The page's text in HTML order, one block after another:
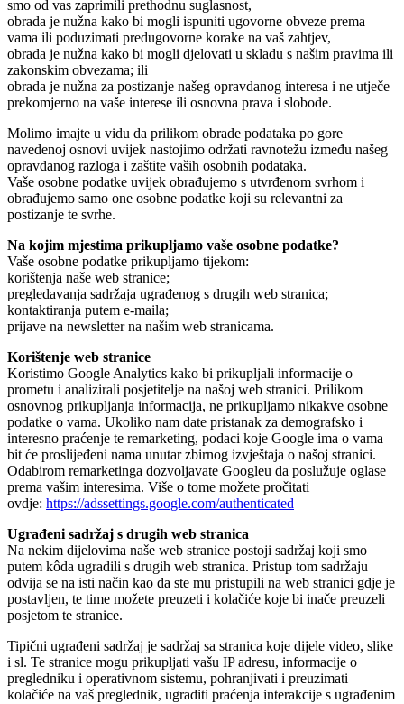
smo od vas zaprimili prethodnu suglasnost,
obrada je nužna kako bi mogli ispuniti ugovorne obveze prema
vama ili poduzimati predugovorne korake na vaš zahtjev,
obrada je nužna kako bi mogli djelovati u skladu s našim pravima ili
zakonskim obvezama; ili
obrada je nužna za postizanje našeg opravdanog interesa i ne utječe
prekomjerno na vaše interese ili osnovna prava i slobode.
Molimo imajte u vidu da prilikom obrade podataka po gore
navedenoj osnovi uvijek nastojimo održati ravnotežu između našeg
opravdanog razloga i zaštite vaših osobnih podataka.
Vaše osobne podatke uvijek obrađujemo s utvrđenom svrhom i
obrađujemo samo one osobne podatke koji su relevantni za
postizanje te svrhe.
Na kojim mjestima prikupljamo vaše osobne podatke?
Vaše osobne podatke prikupljamo tijekom:
korištenja naše web stranice;
pregledavanja sadržaja ugrađenog s drugih web stranica;
kontaktiranja putem e-maila;
prijave na newsletter na našim web stranicama.
Korištenje web stranice
Koristimo Google Analytics kako bi prikupljali informacije o
prometu i analizirali posjetitelje na našoj web stranici. Prilikom
osnovnog prikupljanja informacija, ne prikupljamo nikakve osobne
podatke o vama. Ukoliko nam date pristanak za demografsko i
interesno praćenje te remarketing, podaci koje Google ima o vama
bit će proslijeđeni nama unutar zbirnog izvještaja o našoj stranici.
Odabirom remarketinga dozvoljavate Googleu da poslužuje oglase
prema vašim interesima. Više o tome možete pročitati
ovdje: https://adssettings.google.com/authenticated
Ugrađeni sadržaj s drugih web stranica
Na nekim dijelovima naše web stranice postoji sadržaj koji smo
putem kôda ugradili s drugih web stranica. Pristup tom sadržaju
odvija se na isti način kao da ste mu pristupili na web stranici gdje je
postavljen, te time možete preuzeti i kolačiće koje bi inače preuzeli
posjetom te stranice.
Tipični ugrađeni sadržaj je sadržaj sa stranica koje dijele video, slike
i sl. Te stranice mogu prikupljati vašu IP adresu, informacije o
pregledniku i operativnom sistemu, pohranjivati i preuzimati
kolačiće na vaš preglednik, ugraditi praćenja interakcije s ugrađenim